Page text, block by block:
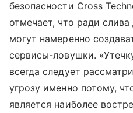
безопасности Cross
отмечает, что ради
могут намеренно
сервисы-ловушки.
всегда следует
угрозу именно потому,
является наиболее